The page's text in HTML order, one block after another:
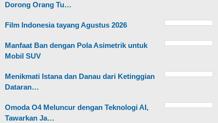
Dorong Orang Tu…
Film Indonesia tayang Agustus 2026
Manfaat Ban dengan Pola Asimetrik untuk
Mobil SUV
Menikmati Istana dan Danau dari Ketinggian
Dataran…
Omoda O4 Meluncur dengan Teknologi AI,
Tawarkan Ja…